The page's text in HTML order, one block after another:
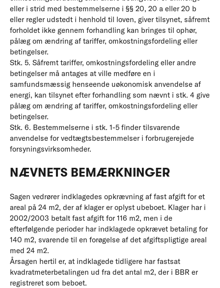
eller i strid med bestemmelserne i §§ 20, 20 a eller 20 b
eller regler udstedt i henhold til loven, giver tilsynet, såfremt
forholdet ikke gennem forhandling kan bringes til ophør,
pålæg om ændring af tariffer, omkostningsfordeling eller
betingelser.
Stk. 5. Såfremt tariffer, omkostningsfordeling eller andre
betingelser må antages at ville medføre en i
samfundsmæssig henseende uøkonomisk anvendelse af
energi, kan tilsynet efter forhandling som nævnt i stk. 4 give
pålæg om ændring af tariffer, omkostningsfordeling eller
betingelser.
Stk. 6. Bestemmelserne i stk. 1-5 finder tilsvarende
anvendelse for vedtægtsbestemmelser i forbrugerejede
forsyningsvirksomheder.
NÆVNETS BEMÆRKNINGER
Sagen vedrører indklagedes opkrævning af fast afgift for et
areal på 24 m2, der af klager er oplyst ubeboet. Klager har i
2002/2003 betalt fast afgift for 116 m2, men i de
efterfølgende perioder har indklagede opkrævet betaling for
140 m2, svarende til en forøgelse af det afgiftspligtige areal
med 24 m2.
Årsagen hertil er, at indklagede tidligere har fastsat
kvadratmeterbetalingen ud fra det antal m2, der i BBR er
registreret som beboet.